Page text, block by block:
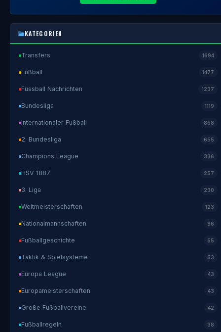
KATEGORIEN
Transfers 1694
Fußball 1477
Fussball Nachrichten 1237
Bundesliga 1119
Internationaler Fußball 858
2. Bundesliga 655
Champions League 336
HSV 1887 257
3. Liga 230
Weltmeisterschaften 123
Nationalmannschaften 86
Fußballgeschichte 55
Taktik & Spielsysteme 53
Europa League 43
Europameisterschaften 43
Große Fußballvereine 42
Fußballregeln 38